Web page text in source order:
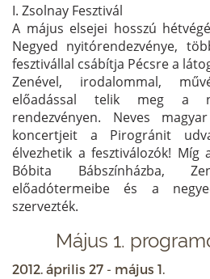
I. Zsolnay Fesztivál
A május elsejei hosszú
Negyed nyitórendezvénye,
fesztivállal csábítja Pécsre a
Zenével, irodalommal,
előadással telik meg a
rendezvényen. Neves
koncertjeit a Pirogránit
élvezhetik a fesztiválozók!
Bóbita Bábszínházba,
előadótermeibe és a
szervezték.
Május 1.
2012. április 27 - május 1.